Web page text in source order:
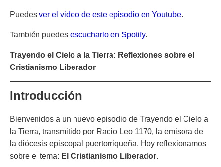
Puedes ver el video de este episodio en Youtube.
También puedes escucharlo en Spotify.
Trayendo el Cielo a la Tierra: Reflexiones sobre el
Cristianismo Liberador
Introducción
Bienvenidos a un nuevo episodio de Trayendo el Cielo a
la Tierra, transmitido por Radio Leo 1170, la emisora de
la diócesis episcopal puertorriqueña. Hoy reflexionamos
sobre el tema: El Cristianismo Liberador.